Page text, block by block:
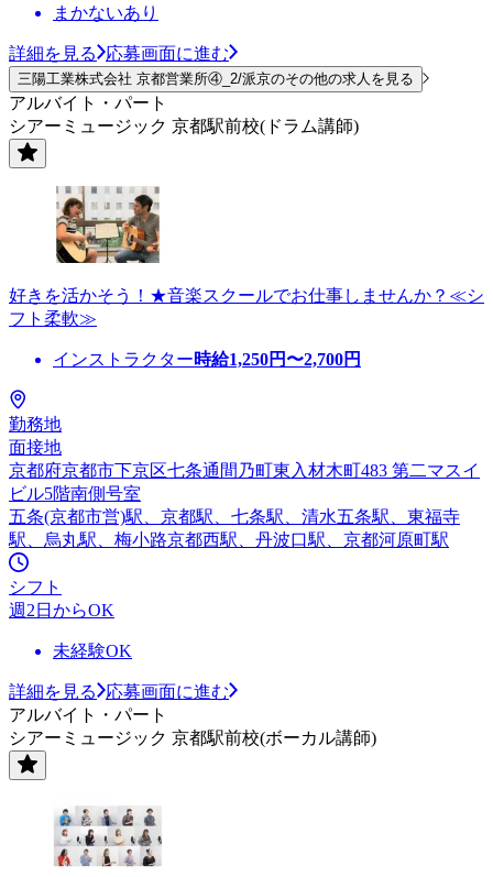
まかないあり
詳細を見る 応募画面に進む
三陽工業株式会社 京都営業所④_2/派京のその他の求人を見る
アルバイト・パート
シアーミュージック 京都駅前校(ドラム講師)
好きを活かそう！★音楽スクールでお仕事しませんか？≪シ
フト柔軟≫
インストラクター時給1,250円〜2,700円
勤務地
面接地
京都府京都市下京区七条通間乃町東入材木町483 第二マスイ
ビル5階南側号室
五条(京都市営)駅、京都駅、七条駅、清水五条駅、東福寺
駅、烏丸駅、梅小路京都西駅、丹波口駅、京都河原町駅
シフト
週2日からOK
未経験OK
詳細を見る
応募画面に進む
アルバイト・パート
シアーミュージック 京都駅前校(ボーカル講師)